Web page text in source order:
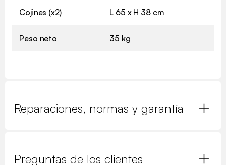
Cojines (x2) L 65 x H 38 cm
Peso neto 35 kg
Reparaciones, normas y garantía
Preguntas de los clientes